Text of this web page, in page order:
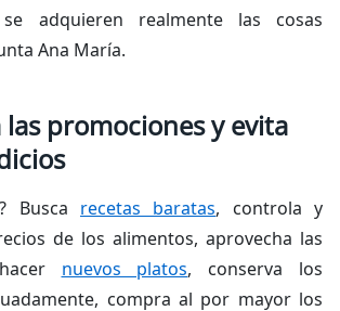
adquieren realmente las cosas
Ana María.
promociones y evita
Busca recetas baratas, controla y
de los alimentos, aprovecha las
nuevos platos, conserva los
compra al por mayor los